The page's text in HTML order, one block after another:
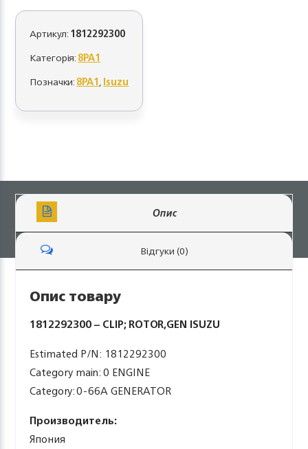
Артикул:1812292300
Категорія:8PA1
Позначки:8PA1,Isuzu
Опис
Відгуки (0)
Опис товару
1812292300 – CLIP; ROTOR,GEN ISUZU
Estimated P/N: 1812292300
Category main: 0 ENGINE
Category: 0-66A GENERATOR
Производитель:
Япония